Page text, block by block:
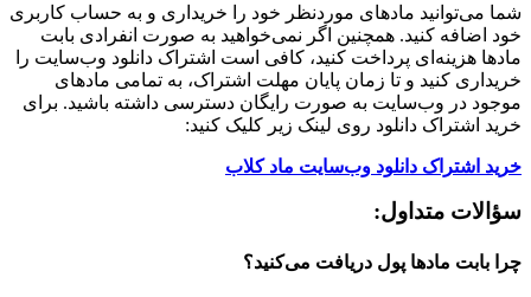
شما می‌توانید مادهای موردنظر خود را خریداری و به حساب کاربری
خود اضافه کنید. همچنین اگر نمی‌خواهید به صورت انفرادی بابت
مادها هزینه‌ای پرداخت کنید، کافی است اشتراک دانلود وب‌سایت را
خریداری کنید و تا زمان پایان مهلت اشتراک، به تمامی مادهای
موجود در وب‌سایت به صورت رایگان دسترسی داشته باشید. برای
خرید اشتراک دانلود روی لینک زیر کلیک کنید:
خرید اشتراک دانلود وب‌سایت ماد کلاب
سؤالات متداول:
چرا بابت مادها پول دریافت می‌کنید؟